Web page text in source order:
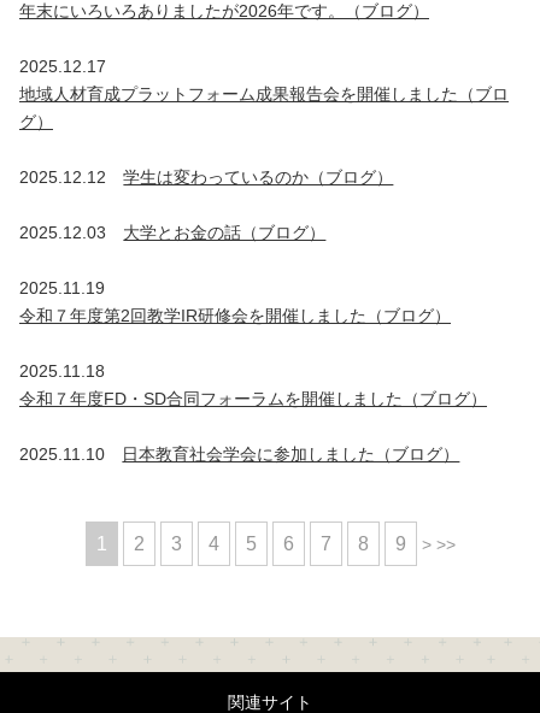
年末にいろいろありましたが2026年です。（ブログ）
2025.12.17
地域人材育成プラットフォーム成果報告会を開催しました（ブロ
グ）
2025.12.12 学生は変わっているのか（ブログ）
2025.12.03 大学とお金の話（ブログ）
2025.11.19
令和７年度第2回教学IR研修会を開催しました（ブログ）
2025.11.18
令和７年度FD・SD合同フォーラムを開催しました（ブログ）
2025.11.10 日本教育社会学会に参加しました（ブログ）
1 2 3 4 5 6 7 8 9 > >>
関連サイト